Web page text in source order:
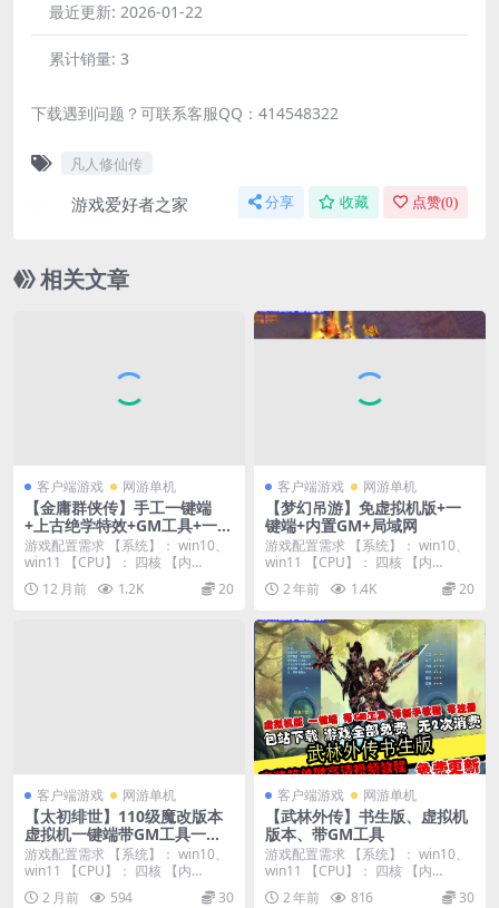
最近更新: 2026-01-22
累计销量: 3
下载遇到问题？可联系客服QQ：414548322
凡人修仙传
游戏爱好者之家 分享 收藏 点赞(0)
相关文章
客户端游戏 网游单机
【金庸群侠传】手工一键端
+上古绝学特效+GM工具+一键
启动工具
游戏配置需求 【系统】： win10、
win11 【CPU】： 四核 【内
存】：...
12 月前 1.2K 20
客户端游戏 网游单机
【梦幻吊游】免虚拟机版+一
键端+内置GM+局域网
游戏配置需求 【系统】： win10、
win11 【CPU】： 四核 【内
存】：...
2 年前 1.4K 20
客户端游戏 网游单机
【太初绯世】110级魔改版本
虚拟机一键端带GM工具一键
启动工具
游戏配置需求 【系统】： win10、
win11 【CPU】： 四核 【内
存】：...
2 月前 594 30
客户端游戏 网游单机
【武林外传】书生版、虚拟机
版本、带GM工具
游戏配置需求 【系统】： win10、
win11 【CPU】： 四核 【内
存】：...
2 年前 816 30